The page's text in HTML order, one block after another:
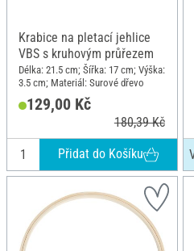
Krabice na pletací jehlice
VBS s kruhovým průřezem
Délka: 21.5 cm; Šířka: 17 cm; Výška:
3.5 cm; Materiál: Surové dřevo
129,00 Kč
180,39 Kč
Přidat do Košíku